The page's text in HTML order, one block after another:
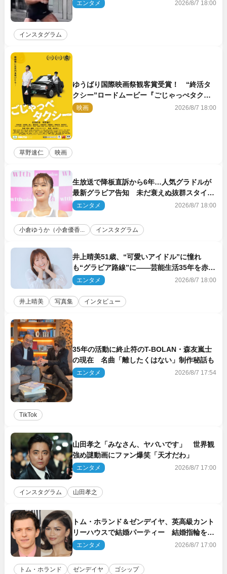
エンタメ 2026/8/7 18:00
インスタグラム
ゆうばり国際映画祭観客賞受賞！ “終活タ
クシー”ロードムービー『ごじゃっぺタクシ
ー』10月公開＆予告解禁
映画 2026/8/7 18:00
草野速仁 映画
生放送で降板直訴から6年…人気グラドルが
最新グラビア告知 未だ衰えぬ抜群スタイル
に反響
エンタメ 2026/8/7 18:00
小倉ゆうか（小倉優香... インスタグラム
井上晴美51歳、“可愛いアイドル”に憧れ
も“グラビア路線”に――芸能生活35年を赤
裸々に語る 27年ぶりに写真集発売
エンタメ 2026/8/7 18:00
井上晴美 写真集 インタビュー
35年の活動に終止符のT-BOLAN・森友嵐士
の現在 名曲「離したくはない」制作秘話も
エンタメ 2026/8/7 17:54
TikTok
山田孝之「みなさん、ヤバいです」 世界観
強め謎動画にファン爆笑「天才だわ」
エンタメ 2026/8/7 17:00
インスタグラム 山田孝之
トム・ホランド＆ゼンデイヤ、英高級カント
リーハウスで結婚パーティー 結婚指輪を身
に着けたトムも初キャッチ
エンタメ 2026/8/7 17:00
トム・ホランド ゼンデイヤ ゴシップ